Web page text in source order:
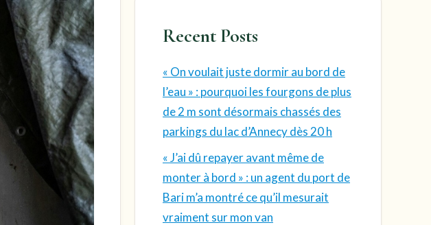
Recent Posts
« On voulait juste dormir au bord de
l’eau » : pourquoi les fourgons de plus
de 2 m sont désormais chassés des
parkings du lac d’Annecy dès 20 h
« J’ai dû repayer avant même de
monter à bord » : un agent du port de
Bari m’a montré ce qu’il mesurait
vraiment sur mon van